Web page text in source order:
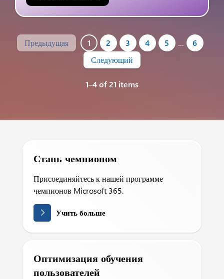
Предыдущая 1 2 3 4 5 …
6
Следующий
1–4 of 21 items
Стань чемпионом
Присоединяйтесь к нашей программе
чемпионов Microsoft 365.
Учить больше
Оптимизация обучения
пользователей